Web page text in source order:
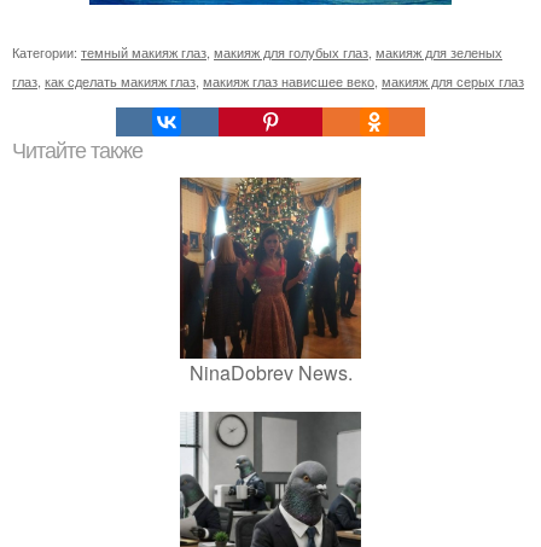
Категории: темный макияж глаз, макияж для голубых глаз, макияж для зеленых
глаз, как сделать макияж глаз, макияж глаз нависшее веко, макияж для серых глаз
Читайте также
NinaDobrev News.